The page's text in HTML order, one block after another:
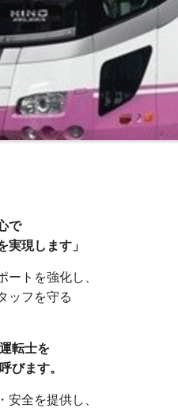
で
現します」
トを強化し、
ッフを守る
転士を
びます。
全を提供し、